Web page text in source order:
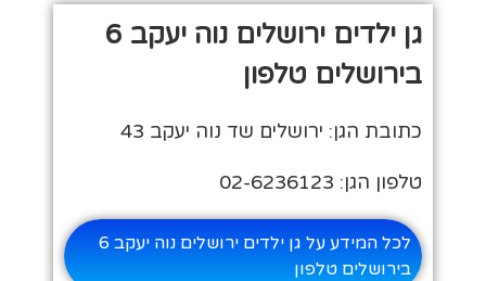
גן ילדים ירושלים נוה יעקב 6
בירושלים טלפון
כתובת הגן: ירושלים שד נוה יעקב 43
טלפון הגן: 02-6236123
לכל המידע על גן ילדים ירושלים נוה יעקב 6
בירושלים טלפון